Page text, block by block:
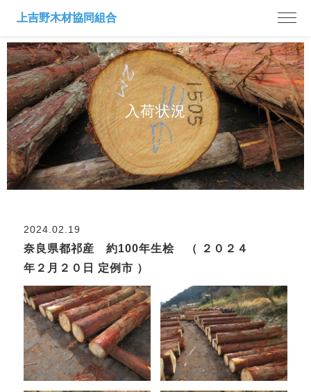
入荷状況
2024.02.19
奈良県都祁産 約100年生桧 （ ２０２４
年２月２０日 定例市 ）